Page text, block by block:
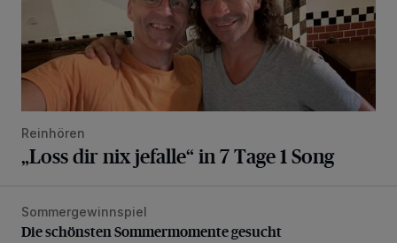
Reinhören
„Loss dir nix jefalle“ in 7 Tage 1 Song
Die schönsten Sommermomente gesucht
Sommergewinnspiel
Die schönsten Sommermomente gesucht